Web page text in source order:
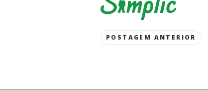
Post
POSTAGEM ANTERIOR